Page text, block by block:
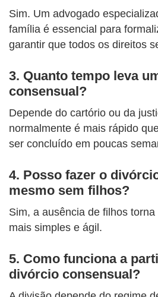
Sim. Um advogado
família é essencial para
garantir que todos os direitos
3. Quanto tempo leva
consensual?
Depende do cartório ou da
normalmente é mais rápido
ser concluído em poucas
4. Posso fazer o
mesmo sem filhos?
Sim, a ausência de filhos
mais simples e ágil.
5. Como funciona a
divórcio consensual?